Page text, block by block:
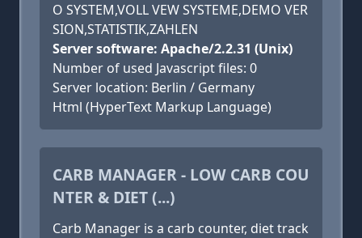
O SYSTEM,VOLL VEW SYSTEME,DEMO VER
SION,STATISTIK,ZAHLEN
Server software: Apache/2.2.31 (Unix)
Number of used Javascript files: 0
Server location: Berlin / Germany
Html (HyperText Markup Language)
CARB MANAGER - LOW CARB COU
NTER & DIET (...)
Carb Manager is a carb counter, diet track